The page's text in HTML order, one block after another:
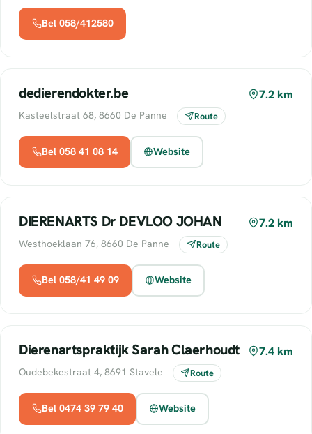
Bel 058/412580
dedierendokter.be 7.2 km
Kasteelstraat 68, 8660 De Panne Route
Bel 058 41 08 14 Website
DIERENARTS Dr DEVLOO JOHAN 7.2 km
Westhoeklaan 76, 8660 De Panne Route
Bel 058/41 49 09 Website
Dierenartspraktijk Sarah Claerhoudt 7.4 km
Oudebekestraat 4, 8691 Stavele Route
Bel 0474 39 79 40 Website